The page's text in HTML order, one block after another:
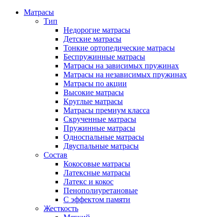
Матрасы
Тип
Недорогие матрасы
Детские матрасы
Тонкие ортопедические матрасы
Беспружинные матрасы
Матрасы на зависимых пружинах
Матрасы на независимых пружинах
Матрасы по акции
Высокие матрасы
Круглые матрасы
Матрасы премиум класса
Скрученные матрасы
Пружинные матрасы
Односпальные матрасы
Двуспальные матрасы
Состав
Кокосовые матрасы
Латексные матрасы
Латекс и кокос
Пенополиуретановые
С эффектом памяти
Жесткость